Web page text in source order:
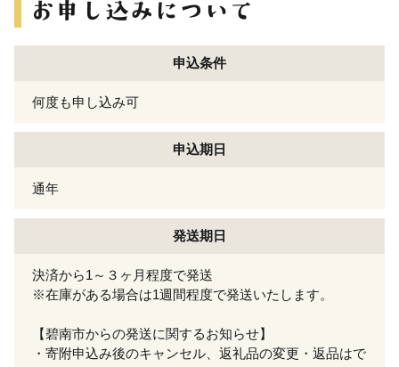
申込条件
何度も申し込み可
申込期日
通年
発送期日
決済から1～３ヶ月程度で発送
※在庫がある場合は1週間程度で発送いたします。
【碧南市からの発送に関するお知らせ】
・寄附申込み後のキャンセル、返礼品の変更・返品はで